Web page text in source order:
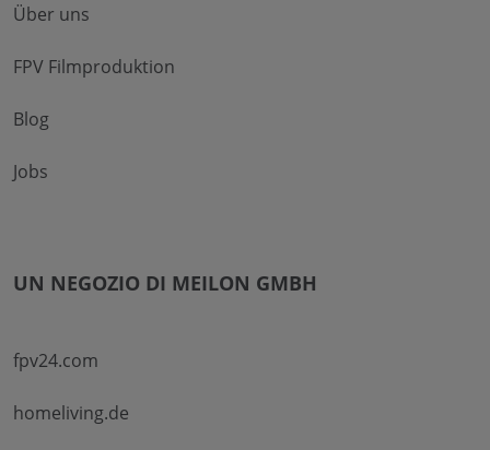
Über uns
FPV Filmproduktion
Blog
Jobs
UN NEGOZIO DI MEILON GMBH
fpv24.com
homeliving.de